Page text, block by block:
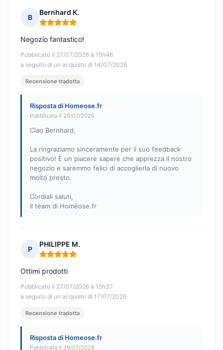
B
Bernhard K.
Nota: 5 su 5
Pubblicato il 27/07/2026 à 15h46
a seguito di un acquisto di 14/07/2026
Negozio fantastico!
Recensione tradotta
Risposta di Homeose.fr
Pubblicata il 29/07/2026
Ciao Bernhard,
La ringraziamo sinceramente per il suo feedback
positivo! È un piacere sapere che apprezza il nostro
negozio e saremmo felici di accoglierla di nuovo
molto presto.
Cordiali saluti,
Il team di Homéose.fr
P
PHILIPPE M.
Nota: 5 su 5
Pubblicato il 27/07/2026 à 15h37
a seguito di un acquisto di 17/07/2026
Ottimi prodotti
Recensione tradotta
Risposta di Homeose.fr
Pubblicata il 29/07/2026